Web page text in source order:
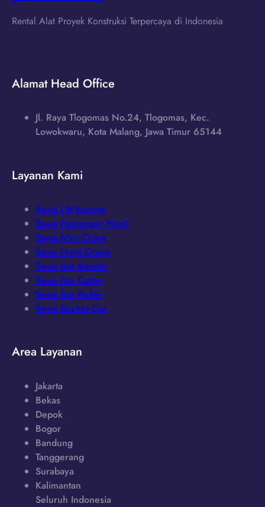
Rental Alat Proyek Konstruksi Terpercaya di Indonesia
Alamat Head Office
Jl. Raya Tlogomas No.24, Tlogomas, Kec.
Lowokwaru, Kota Malang, Jawa Timur 65144
Layanan Kami
Sewa Lift Barang
Sewa Passenger Hoist
Sewa Mini Crane
Sewa Hoist Crane
Sewa Bar Bender
Sewa Bar Cutter
Sewa Bar Roller
Sewa Bucket Cor
Area Layanan
Jakarta
Bekas
Depok
Bogor
Bandung
Tanggerang
Surabaya
Kalimantan
Seluruh Indonesia